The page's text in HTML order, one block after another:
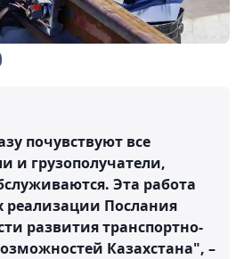
почувствуют все
и грузополучатели,
Эта работа
реализации Послания
развития транспортно-
Казахстана", –